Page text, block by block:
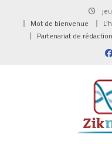
Mot de bienvenue
Partenariat de rédaction